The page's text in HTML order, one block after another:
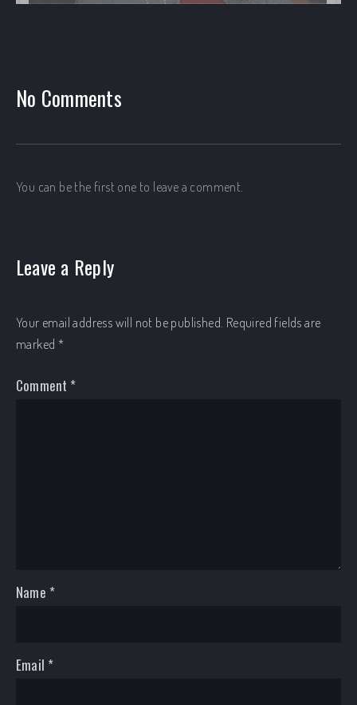
No Comments
You can be the first one to leave a comment.
Leave a Reply
Your email address will not be published. Required fields are
marked *
Comment *
Name *
Email *